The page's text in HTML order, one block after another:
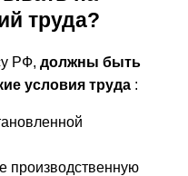
труда?
РФ, должны быть
условия труда :
производственную